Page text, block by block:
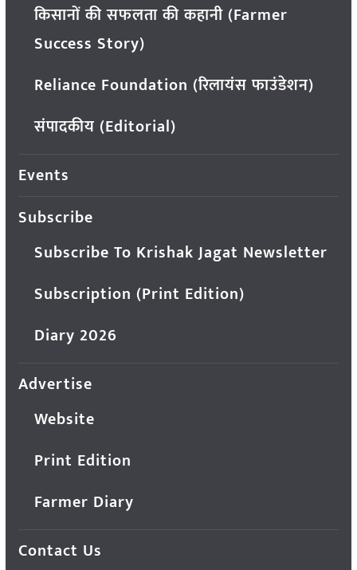
किसानों की सफलता की कहानी (Farmer
Success Story)
Reliance Foundation (रिलायंस फाउंडेशन)
संपादकीय (Editorial)
Events
Subscribe
Subscribe To Krishak Jagat Newsletter
Subscription (Print Edition)
Diary 2026
Advertise
Website
Print Edition
Farmer Diary
Contact Us